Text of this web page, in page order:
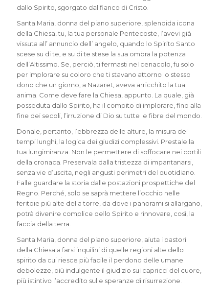
dallo Spirito, sgorgato dal fianco di Cristo.
Santa Maria, donna del piano superiore, splendida icona
della Chiesa, tu, la tua personale Pentecoste, l’avevi già
vissuta all’ annuncio dell’ angelo, quando lo Spirito Santo
scese su di te, e su di te stese la sua ombra la potenza
dell’Altissimo. Se, perciò, ti fermasti nel cenacolo, fu solo
per implorare su coloro che ti stavano attorno lo stesso
dono che un giorno, a Nazaret, aveva arricchito la tua
anima. Come deve fare la Chiesa, appunto. La quale, già
posseduta dallo Spirito, ha il compito di implorare, fino alla
fine dei secoli, l’irruzione di Dio su tutte le fibre del mondo.
Donale, pertanto, l’ebbrezza delle alture, la misura dei
tempi lunghi, la logica dei giudizi complessivi. Prestale la
tua lungimiranza. Non le permettere di soffocare nei cortili
della cronaca. Preservala dalla tristezza di impantanarsi,
senza vie d’uscita, negli angusti perimetri del quotidiano.
Falle guardare la storia dalle postazioni prospettiche del
Regno. Perché, solo se saprà mettere l’occhio nelle
feritoie più alte della torre, da dove i panorami si allargano,
potrà divenire complice dello Spirito e rinnovare, così, la
faccia della terra.
Santa Maria, donna del piano superiore, aiuta i pastori
della Chiesa a farsi inquilini di quelle regioni alte dello
spirito da cui riesce più facile il perdono delle umane
debolezze, più indulgente il giudizio sui capricci del cuore,
più istintivo l’accredito sulle speranze di risurrezione.